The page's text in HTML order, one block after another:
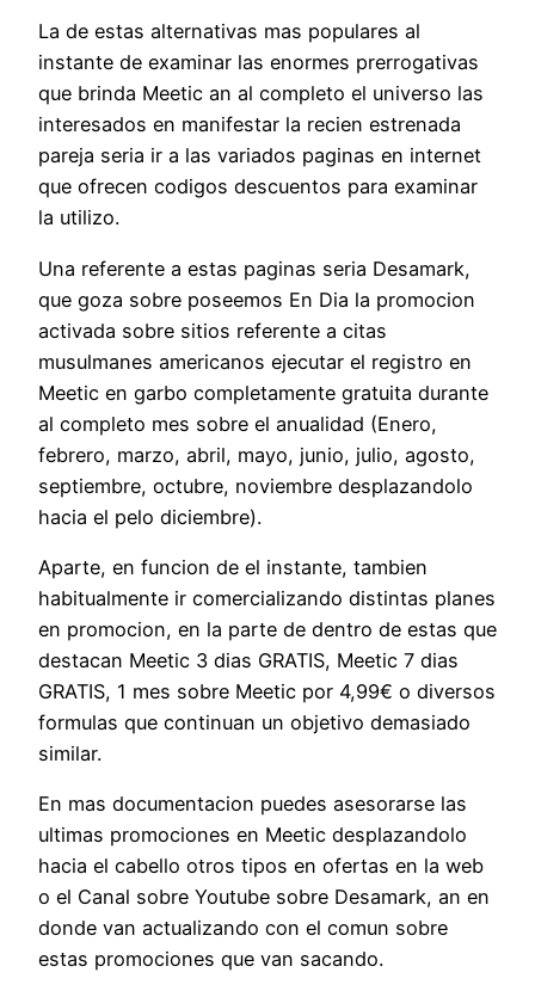
La de estas alternativas mas populares al
instante de examinar las enormes prerrogativas
que brinda Meetic an al completo el universo las
interesados en manifestar la recien estrenada
pareja seria ir a las variados paginas en internet
que ofrecen codigos descuentos para examinar
la utilizo.
Una referente a estas paginas seria Desamark,
que goza sobre poseemos En Dia la promocion
activada sobre sitios referente a citas
musulmanes americanos ejecutar el registro en
Meetic en garbo completamente gratuita durante
al completo mes sobre el anualidad (Enero,
febrero, marzo, abril, mayo, junio, julio, agosto,
septiembre, octubre, noviembre desplazandolo
hacia el pelo diciembre).
Aparte, en funcion de el instante, tambien
habitualmente ir comercializando distintas planes
en promocion, en la parte de dentro de estas que
destacan Meetic 3 dias GRATIS, Meetic 7 dias
GRATIS, 1 mes sobre Meetic por 4,99€ o diversos
formulas que continuan un objetivo demasiado
similar.
En mas documentacion puedes asesorarse las
ultimas promociones en Meetic desplazandolo
hacia el cabello otros tipos en ofertas en la web
o el Canal sobre Youtube sobre Desamark, an en
donde van actualizando con el comun sobre
estas promociones que van sacando.